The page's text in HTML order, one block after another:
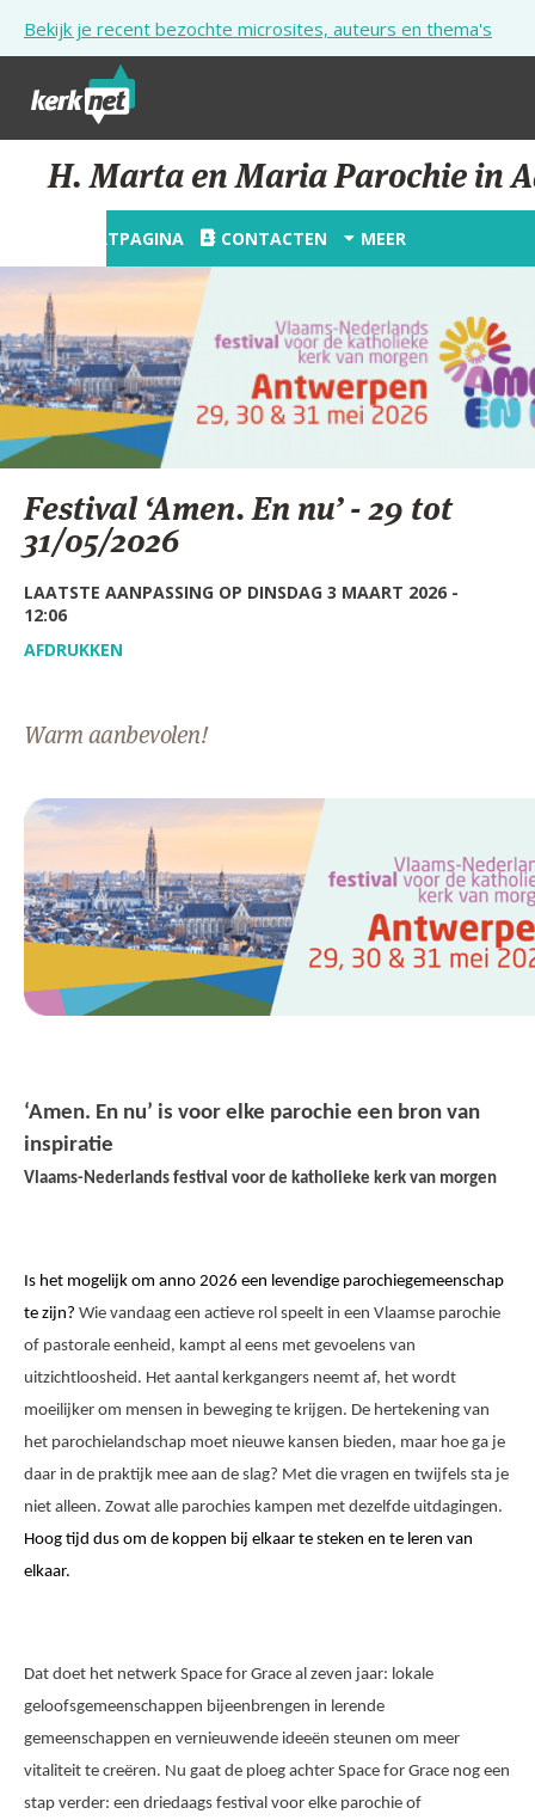
Bekijk je recent bezochte microsites, auteurs en thema's
STARTPAGINA
KERK
VIERINGEN
ZOEKEN
HULP
STARTPAGINA PORTAAL
MIJN PAROCHIE
AANMELDEN OF REGISTREREN
H. Marta en Maria Parochie in
STARTPAGINA CONTACTEN MEER
Festival ‘Amen. En nu’ - 29 tot
31/05/2026
LAATSTE AANPASSING OP DINSDAG 3 MAART 2026 -
12:06
AFDRUKKEN
Warm aanbevolen!
‘Amen. En nu’ is voor elke parochie een bron van
inspiratie
Vlaams-Nederlands festival voor de katholieke kerk van morgen
Is het mogelijk om anno 2026 een levendige parochiegemeenschap
te zijn? Wie vandaag een actieve rol speelt in een Vlaamse parochie
of pastorale eenheid, kampt al eens met gevoelens van
uitzichtloosheid. Het aantal kerkgangers neemt af, het wordt
moeilijker om mensen in beweging te krijgen. De hertekening van
het parochielandschap moet nieuwe kansen bieden, maar hoe ga je
daar in de praktijk mee aan de slag? Met die vragen en twijfels sta je
niet alleen. Zowat alle parochies kampen met dezelfde uitdagingen.
Hoog tijd dus om de koppen bij elkaar te steken en te leren van
elkaar.
Dat doet het netwerk Space for Grace al zeven jaar: lokale
geloofsgemeenschappen bijeenbrengen in lerende
gemeenschappen en vernieuwende ideeën steunen om meer
vitaliteit te creëren. Nu gaat de ploeg achter Space for Grace nog een
stap verder: een driedaags festival voor elke parochie of